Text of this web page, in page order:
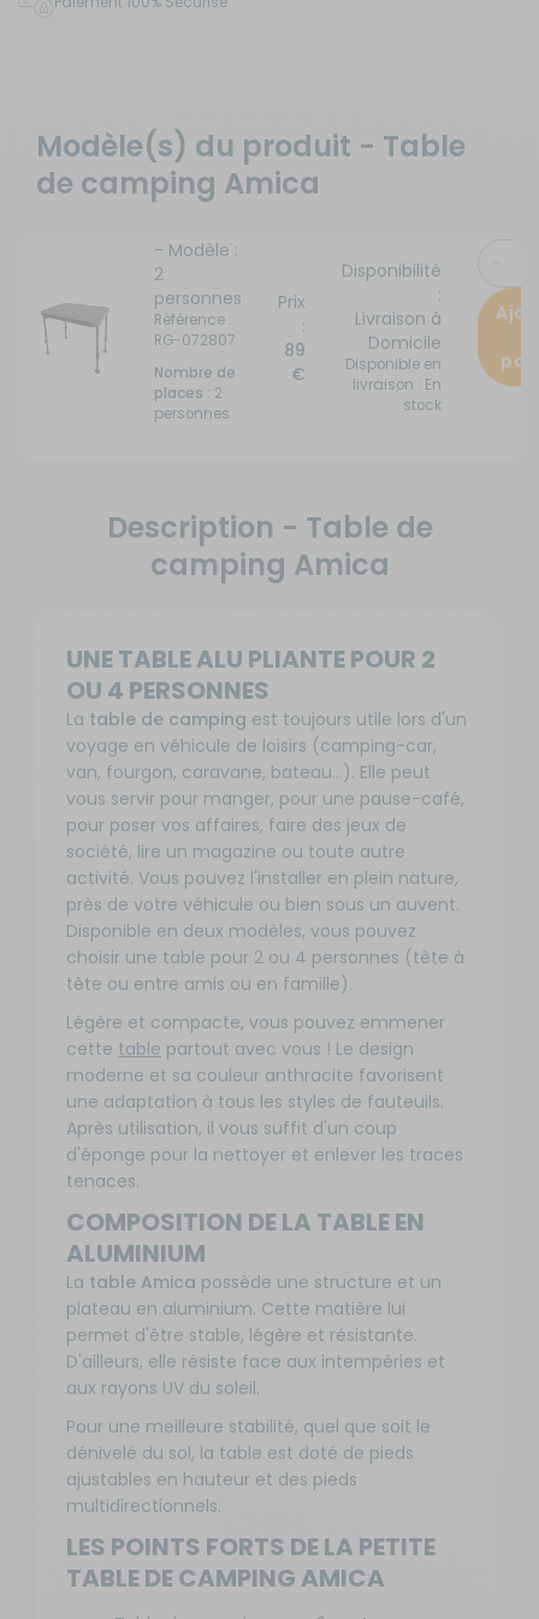
Modèle(s) du produit - Table
de camping Amica
- Modèle :
2
personnes
Référence :
RG-072807
Nombre de
places : 2
personnes
Prix
:
89
€
Disponibilité
:
Livraison à
Domicile
Disponible en
livraison : En
stock
Description - Table de
camping Amica
UNE TABLE ALU PLIANTE POUR 2
OU 4 PERSONNES
La table de camping est toujours utile lors d'un
voyage en véhicule de loisirs (camping-car,
van, fourgon, caravane, bateau...). Elle peut
vous servir pour manger, pour une pause-café,
pour poser vos affaires, faire des jeux de
société, lire un magazine ou toute autre
activité. Vous pouvez l'installer en plein nature,
près de votre véhicule ou bien sous un auvent.
Disponible en deux modèles, vous pouvez
choisir une table pour 2 ou 4 personnes (tête à
tête ou entre amis ou en famille).
Légère et compacte, vous pouvez emmener
cette table partout avec vous ! Le design
moderne et sa couleur anthracite favorisent
une adaptation à tous les styles de fauteuils.
Après utilisation, il vous suffit d'un coup
d'éponge pour la nettoyer et enlever les traces
tenaces.
COMPOSITION DE LA TABLE EN
ALUMINIUM
La table Amica possède une structure et un
plateau en aluminium. Cette matière lui
permet d'être stable, légère et résistante.
D'ailleurs, elle résiste face aux intempéries et
aux rayons UV du soleil.
Pour une meilleure stabilité, quel que soit le
dénivelé du sol, la table est doté de pieds
ajustables en hauteur et des pieds
multidirectionnels.
LES POINTS FORTS DE LA PETITE
TABLE DE CAMPING AMICA